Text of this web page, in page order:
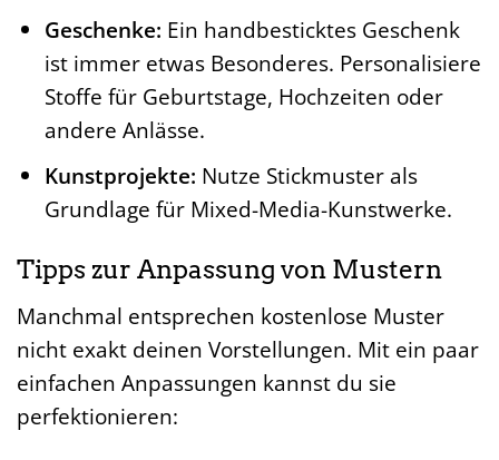
Geschenke: Ein handbesticktes Geschenk
ist immer etwas Besonderes. Personalisiere
Stoffe für Geburtstage, Hochzeiten oder
andere Anlässe.
Kunstprojekte: Nutze Stickmuster als
Grundlage für Mixed-Media-Kunstwerke.
Tipps zur Anpassung von Mustern
Manchmal entsprechen kostenlose Muster
nicht exakt deinen Vorstellungen. Mit ein paar
einfachen Anpassungen kannst du sie
perfektionieren: